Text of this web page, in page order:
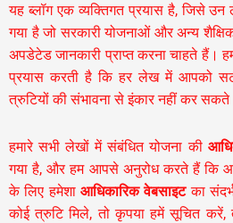
यह ब्लॉग एक व्यक्तिगत प्रयास है, जिसे उन
गया है जो सरकारी योजनाओं और अन्य
अपडेटेड जानकारी प्राप्त करना चाहते हैं।
प्रयास करती है कि हर लेख में आपको
त्रुटियों की संभावना से इंकार नहीं कर
हमारे सभी लेखों में संबंधित योजना की
गया है, और हम आपसे अनुरोध करते हैं कि
के लिए हमेशा आधिकारिक वेबसाइटका
कोई त्रुटि मिले, तो कृपया हमें सूचित